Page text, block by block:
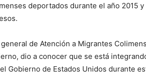
deportados durante el año 2015 y
de Atención a Migrantes
dio a conocer que se está
Gobierno de Estados Unidos durante